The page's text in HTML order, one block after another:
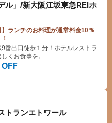
ル」/新大阪江坂東急REIホ
】ランチのお料理が通常料金10％
OFF
9番出口徒歩１分！ホテルレストラ
くお食事を。
トランエトワール